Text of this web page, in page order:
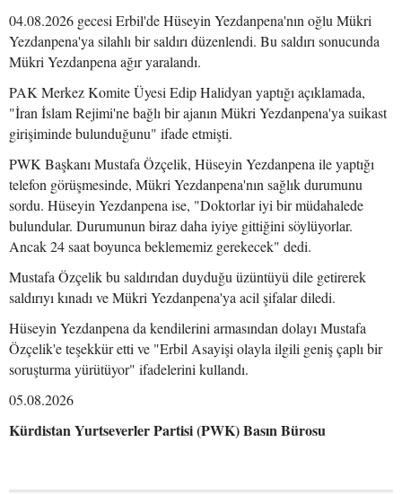
04.08.2026 gecesi Erbil'de Hüseyin Yezdanpena'nın oğlu Mükri
Yezdanpena'ya silahlı bir saldırı düzenlendi. Bu saldırı sonucunda
Mükri Yezdanpena ağır yaralandı.
PAK Merkez Komite Üyesi Edip Halidyan yaptığı açıklamada,
"İran İslam Rejimi'ne bağlı bir ajanın Mükri Yezdanpena'ya suikast
girişiminde bulunduğunu" ifade etmişti.
PWK Başkanı Mustafa Özçelik, Hüseyin Yezdanpena ile yaptığı
telefon görüşmesinde, Mükri Yezdanpena'nın sağlık durumunu
sordu. Hüseyin Yezdanpena ise, "Doktorlar iyi bir müdahalede
bulundular. Durumunun biraz daha iyiye gittiğini söylüyorlar.
Ancak 24 saat boyunca beklememiz gerekecek" dedi.
Mustafa Özçelik bu saldırıdan duyduğu üzüntüyü dile getirerek
saldırıyı kınadı ve Mükri Yezdanpena'ya acil şifalar diledi.
Hüseyin Yezdanpena da kendilerini armasından dolayı Mustafa
Özçelik'e teşekkür etti ve "Erbil Asayişi olayla ilgili geniş çaplı bir
soruşturma yürütüyor" ifadelerini kullandı.
05.08.2026
Kürdistan Yurtseverler Partisi (PWK) Basın Bürosu